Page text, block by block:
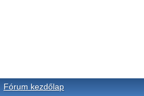
Fórum kezdőlap